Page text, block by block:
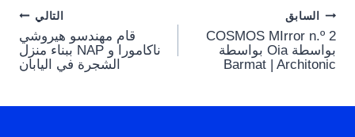
Post
navigation
السابق
COSMOS MIrror n.º 2
بواسطة Oia بواسطة
Barmat | Architonic
التالي
قام مهندسو هيروشي
ناكامورا و NAP ببناء منزل
الشجرة في اليابان